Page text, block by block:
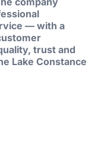
— with a
trust and
Lake Constance